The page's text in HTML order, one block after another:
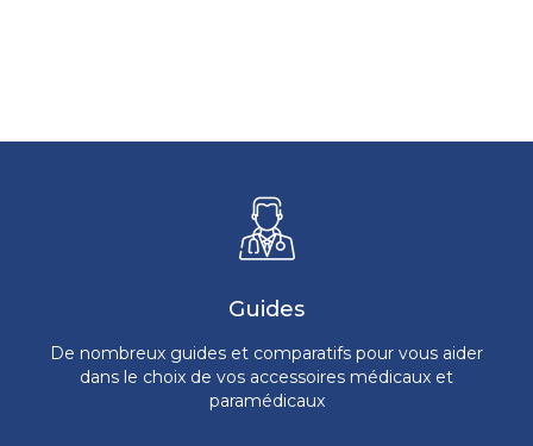
Guides
De nombreux guides et comparatifs pour vous aider
dans le choix de vos accessoires médicaux et
paramédicaux